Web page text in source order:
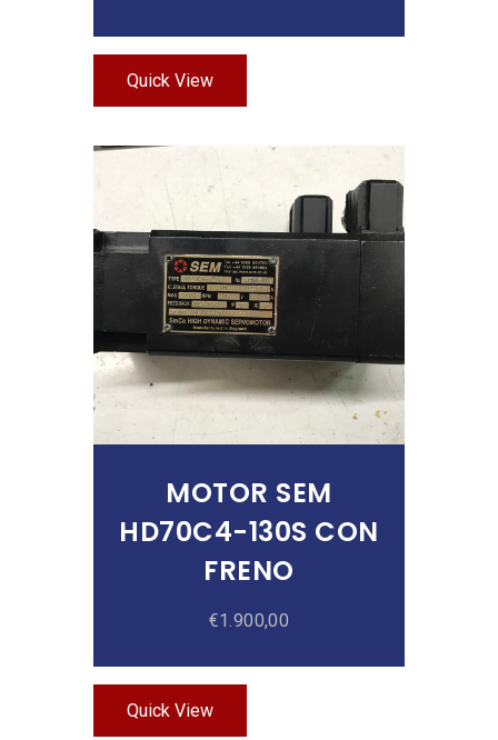
Quick View
Añadir Al Carrito
MOTOR SEM
HD70C4-130S CON
FRENO
€1.900,00
Quick View